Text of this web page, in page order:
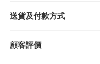
送貨及付款方式
顧客評價